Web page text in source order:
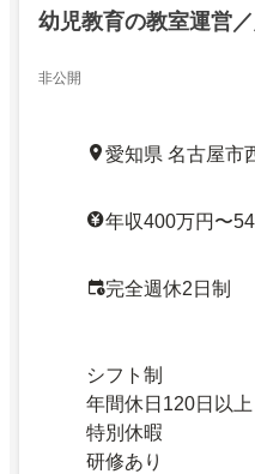
幼児教育の教室運営
非公開
愛知県 名古屋市
年収400万円〜
完全週休2日制
シフト制
年間休日120日以上
特別休暇
研修あり